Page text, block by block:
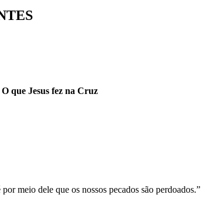
que Jesus fez na Cruz
meio dele que os nossos pecados são perdoados.”